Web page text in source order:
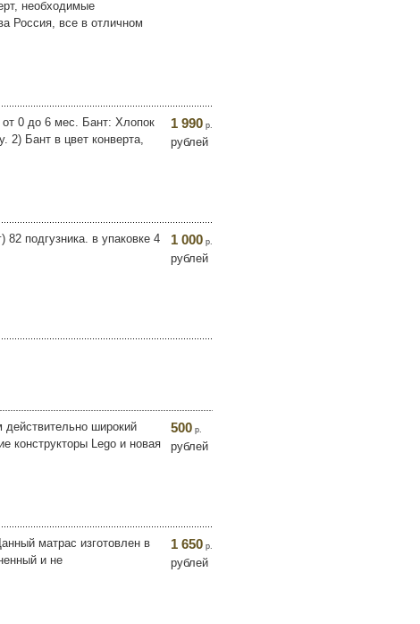
необходимые
Россия, все в отличном
0 до 6 мес. Бант: Хлопок
2) Бант в цвет конверта,
1 990 р.
рублей
82 подгузника. в упаковке 4
1 000 р.
рублей
действительно широкий
конструкторы Lego и новая
500 р.
рублей
матрас изготовлен в
и не
1 650 р.
рублей